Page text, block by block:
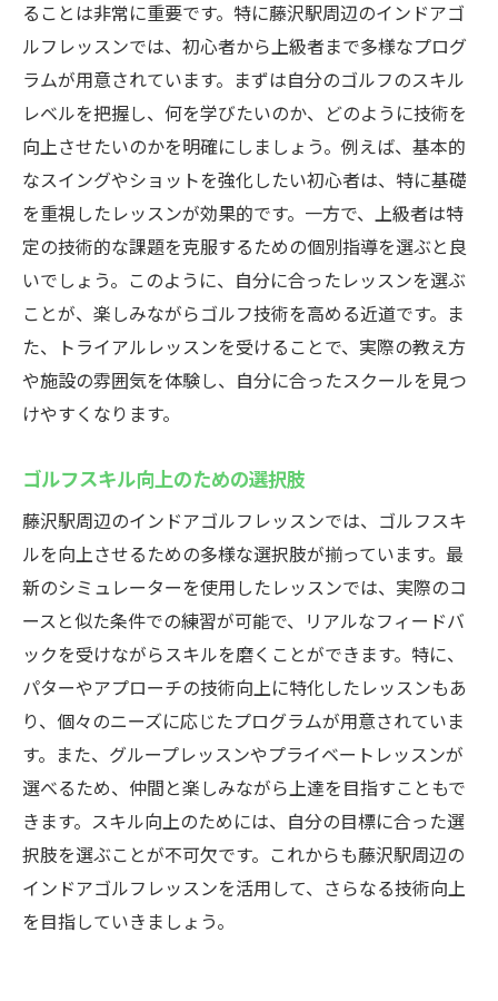
ることは非常に重要です。特に藤沢駅周辺のインドアゴ
ルフレッスンでは、初心者から上級者まで多様なプログ
ラムが用意されています。まずは自分のゴルフのスキル
レベルを把握し、何を学びたいのか、どのように技術を
向上させたいのかを明確にしましょう。例えば、基本的
なスイングやショットを強化したい初心者は、特に基礎
を重視したレッスンが効果的です。一方で、上級者は特
定の技術的な課題を克服するための個別指導を選ぶと良
いでしょう。このように、自分に合ったレッスンを選ぶ
ことが、楽しみながらゴルフ技術を高める近道です。ま
た、トライアルレッスンを受けることで、実際の教え方
や施設の雰囲気を体験し、自分に合ったスクールを見つ
けやすくなります。
ゴルフスキル向上のための選択肢
藤沢駅周辺のインドアゴルフレッスンでは、ゴルフスキ
ルを向上させるための多様な選択肢が揃っています。最
新のシミュレーターを使用したレッスンでは、実際のコ
ースと似た条件での練習が可能で、リアルなフィードバ
ックを受けながらスキルを磨くことができます。特に、
パターやアプローチの技術向上に特化したレッスンもあ
り、個々のニーズに応じたプログラムが用意されていま
す。また、グループレッスンやプライベートレッスンが
選べるため、仲間と楽しみながら上達を目指すこともで
きます。スキル向上のためには、自分の目標に合った選
択肢を選ぶことが不可欠です。これからも藤沢駅周辺の
インドアゴルフレッスンを活用して、さらなる技術向上
を目指していきましょう。